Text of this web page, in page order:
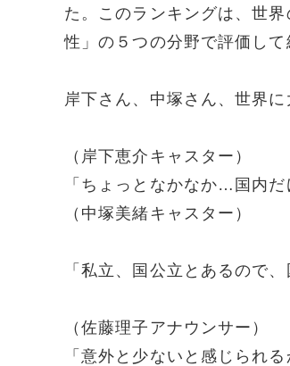
た。このランキングは、世
性」の５つの分野で評価して
岸下さん、中塚さん、世界
（岸下恵介キャスター）
「ちょっとなかなか…国内
（中塚美緒キャスター）
「私立、国公立とあるので
（佐藤理子アナウンサー）
「意外と少ないと感じられ